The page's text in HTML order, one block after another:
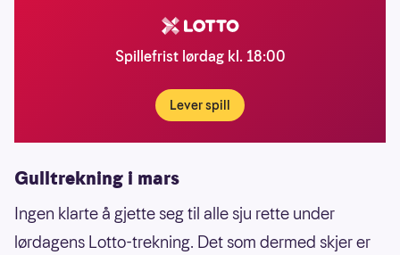
Spillefrist lørdag kl. 18:00
Lever spill
Gulltrekning i mars
Ingen klarte å gjette seg til alle sju rette under
lørdagens Lotto-trekning. Det som dermed skjer er